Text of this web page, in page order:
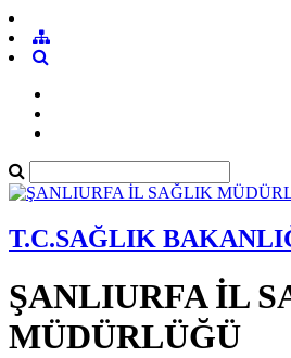
T.C.SAĞLIK
ŞANLIURFA İL
MÜDÜRLÜĞÜ